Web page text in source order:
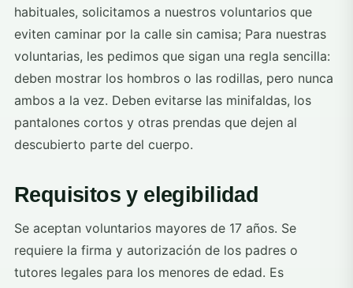
habituales, solicitamos a nuestros voluntarios que
eviten caminar por la calle sin camisa; Para nuestras
voluntarias, les pedimos que sigan una regla sencilla:
deben mostrar los hombros o las rodillas, pero nunca
ambos a la vez. Deben evitarse las minifaldas, los
pantalones cortos y otras prendas que dejen al
descubierto parte del cuerpo.
Requisitos y elegibilidad
Se aceptan voluntarios mayores de 17 años. Se
requiere la firma y autorización de los padres o
tutores legales para los menores de edad. Es